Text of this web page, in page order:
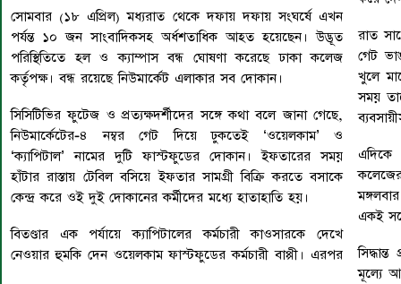
সোমবার (১৮ এপ্রিল) মধ্যরাত থেকে দফায় দফায় সংঘর্ষে এখন
পর্যন্ত ১০ জন সাংবাদিকসহ অর্ধশতাধিক আহত হয়েছেন। উদ্ভূত
পরিস্থিতিতে হল ও ক্যাম্পাস বন্ধ ঘোষণা করেছে ঢাকা কলেজ
কর্তৃপক্ষ। বন্ধ রয়েছে নিউমার্কেট এলাকার সব দোকান।
সিসিটিভির ফুটেজ ও প্রত্যক্ষদর্শীদের সঙ্গে কথা বলে জানা গেছে,
নিউমার্কেটের-৪ নম্বর গেট দিয়ে ঢুকতেই ‘ওয়েলকাম’ ও
‘ক্যাপিটাল’ নামের দুটি ফাস্টফুডের দোকান। ইফতারের সময়
হাঁটার রাস্তায় টেবিল বসিয়ে ইফতার সামগ্রী বিক্রি করতে বসাকে
কেন্দ্র করে ওই দুই দোকানের কর্মীদের মধ্যে হাতাহাতি হয়।
বিতণ্ডার এক পর্যায়ে ক্যাপিটালের কর্মচারী কাওসারকে দেখে
নেওয়ার হুমকি দেন ওয়েলকাম ফাস্টফুডের কর্মচারী বাপ্পী। এরপর
রাত
গেট
খুলে
সময়
এদিকে
একই
মূল্যে